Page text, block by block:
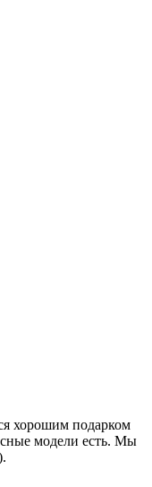
хорошим подарком
модели есть. Мы